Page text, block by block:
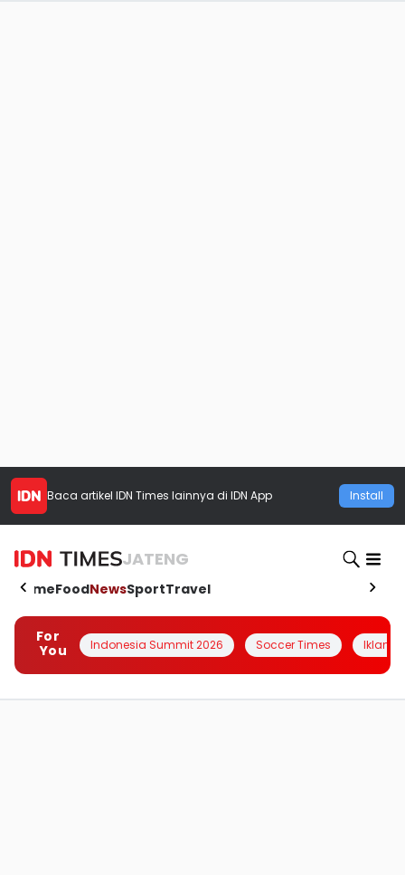
Baca artikel IDN Times lainnya di IDN App Install
JATENG
HomeFoodNewsSportTravel
For
You
Indonesia Summit 2026 Soccer Times Iklanin